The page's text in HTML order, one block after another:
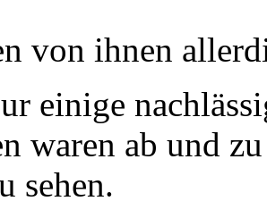
von ihnen
einige
waren ab und
sehen.